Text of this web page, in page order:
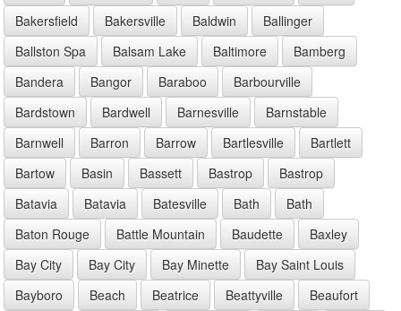
Bakersfield
Bakersville Baldwin
Ballinger
Ballston Spa
Balsam Lake Baltimore
Bamberg
Bandera
Bangor Baraboo
Barbourville
Bardstown
Bardwell Barnesville
Barnstable
Barnwell
Barron Barrow Bartlesville
Bartlett
Bartow
Basin Bassett Bastrop
Bastrop
Batavia
Batavia Batesville Bath
Bath
Baton Rouge
Battle Mountain Baudette
Baxley
Bay City
Bay City Bay Minette
Bay Saint Louis
Bayboro
Beach Beatrice Beattyville
Beaufort